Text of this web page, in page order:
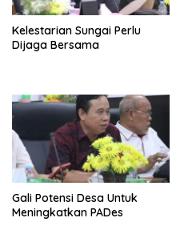
Kelestarian Sungai Perlu
Dijaga Bersama
Gali Potensi Desa Untuk
Meningkatkan PADes